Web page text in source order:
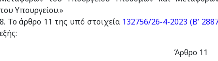
του Υπουργείου.»
8. Το άρθρο 11 της υπό στοιχεία 132756/26-4-2023 (Β’
εξής:
Άρθρο 11